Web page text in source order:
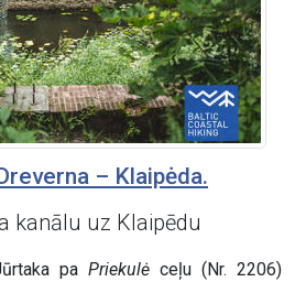
– Klaipėda.
kanālu uz Klaipēdu
pa Priekulė ceļu (Nr. 2206)